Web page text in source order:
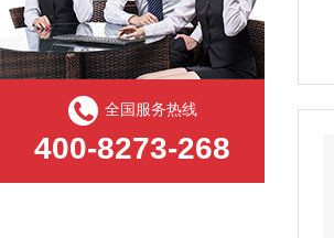
全国服务热线
400-8273-268